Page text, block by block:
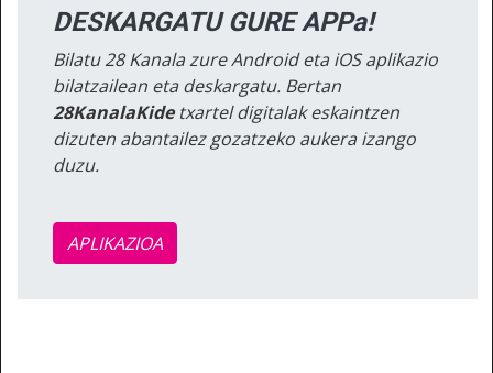
DESKARGATU GURE APPa!
Bilatu 28 Kanala zure Android eta iOS aplikazio
bilatzailean eta deskargatu. Bertan
28KanalaKidetxartel digitalak eskaintzen
dizuten abantailez gozatzeko aukera izango
duzu.
APLIKAZIOA